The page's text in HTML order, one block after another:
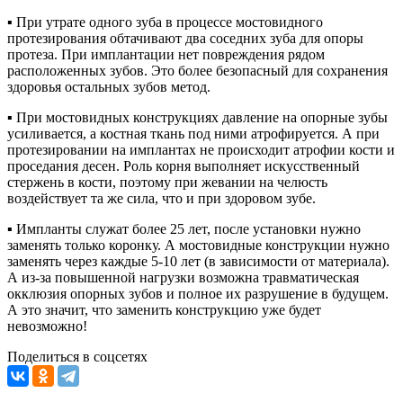
▪︎ При утрате одного зуба в процессе мостовидного
протезирования обтачивают два соседних зуба для опоры
протеза. При имплантации нет повреждения рядом
расположенных зубов. Это более безопасный для сохранения
здоровья остальных зубов метод.
▪︎ При мостовидных конструкциях давление на опорные зубы
усиливается, а костная ткань под ними атрофируется. А при
протезировании на имплантах не происходит атрофии кости и
проседания десен. Роль корня выполняет искусственный
стержень в кости, поэтому при жевании на челюсть
воздействует та же сила, что и при здоровом зубе.
▪︎ Импланты служат более 25 лет, после установки нужно
заменять только коронку. А мостовидные конструкции нужно
заменять через каждые 5-10 лет (в зависимости от материала).
А из-за повышенной нагрузки возможна травматическая
окклюзия опорных зубов и полное их разрушение в будущем.
А это значит, что заменить конструкцию уже будет
невозможно!
Поделиться в соцсетях